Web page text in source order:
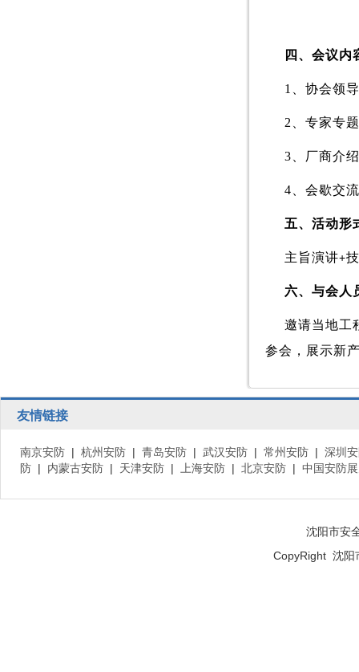
四、会议内
1 、协会领
2 、专家专
3 、厂商介
4 、会歇交
五、活动形
主旨演讲+
六、 与会人
邀请当地工
参会，展示新
友情链接
南京安防 | 杭州安防 | 青岛安防 | 武汉安防 | 常州安防 | 深圳
防 | 内蒙古安防 | 天津安防 | 上海安防 | 北京安防 | 中国安防
沈阳市安
CopyRight 沈阳